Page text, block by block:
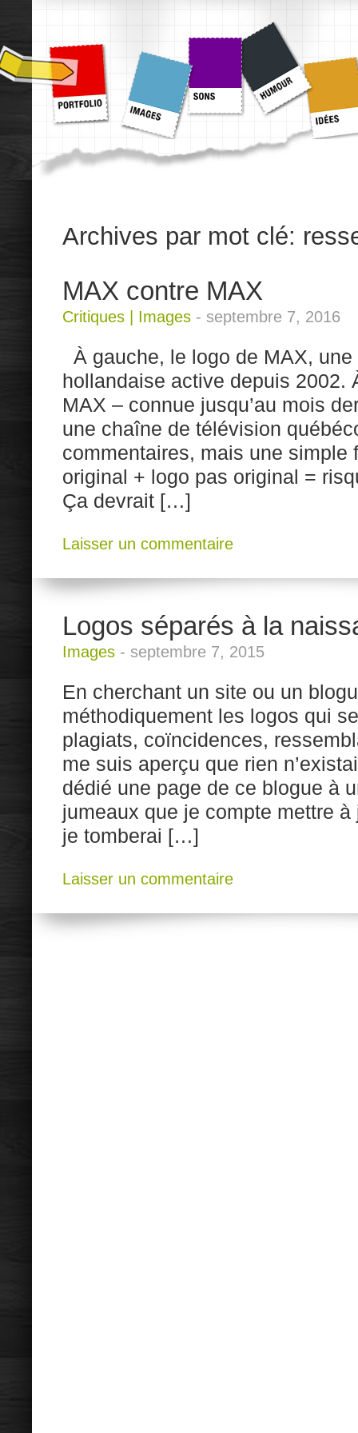
Archives par mot clé:
MAX contre MAX
Critiques Images - septembre 7, 2016
À gauche, le logo de MAX,
hollandaise active depuis 2002.
MAX – connue jusqu’au mois
une chaîne de télévision
commentaires, mais une simple
original + logo pas original =
Ça devrait […]
Laisser un commentaire
Logos séparés à la
Images - septembre 7, 2015
En cherchant un site ou un
méthodiquement les logos qui
plagiats, coïncidences,
me suis aperçu que rien
dédié une page de ce blogue à
jumeaux que je compte mettre
je tomberai […]
Laisser un commentaire